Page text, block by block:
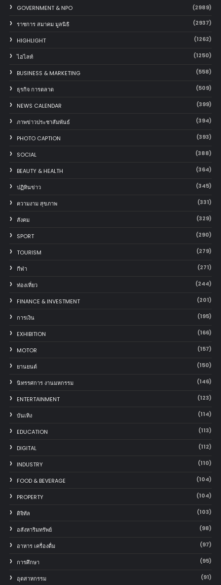
GOVERNMENT & NPO (2989)
ราชการ สมาคม มูลนิธิ (2937)
HIGHLIGHT (1262)
ไฮไลท์ (1250)
BUSINESS & MARKETING (558)
ธุรกิจ การตลาด (509)
NEWS CALENDAR (399)
ภาพข่าวประชาสัมพันธ์ (394)
PHOTO CAPTION (393)
SOCIAL (388)
BEAUTY & HEALTH (364)
ปฏิทินข่าว (345)
ความงาม สุขภาพ (331)
สังคม (329)
SPORT (290)
TOURISM (279)
กีฬา (271)
ท่องเที่ยว (244)
FINANCE & INVESTMENT (201)
การเงิน (195)
EXHIBITION (166)
MOTOR (157)
‎ยานยนต์‎ (150)
นิทรรศการ งานมหกรรม (146)
ENTERTAINMENT (123)
บันเทิง (114)
EDUCATION (113)
DIGITAL (112)
INDUSTRY (110)
FOOD & BEVERAGE (104)
PROPERTY (104)
ดิจิทัล (103)
อสังหาริมทรัพย์ (98)
อาหาร เครื่องดื่ม (97)
การศึกษา (95)
อุตสาหกรรม (91)